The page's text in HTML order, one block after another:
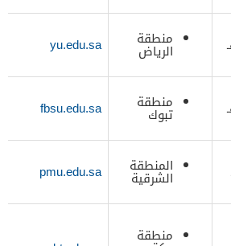
منطقة
الرياض yu.edu.sa
منطقة
تبوك fbsu.edu.sa
المنطقة
الشرقية pmu.edu.sa
منطقة